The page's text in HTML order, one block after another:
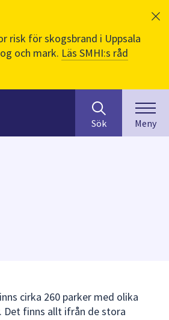
risk för skogsbrand i Uppsala
och mark. Läs SMHI:s råd
efter
innehåll
på
presenteras
under
Sök Meny
cirka 260 parker med olika
Det finns allt ifrån de stora